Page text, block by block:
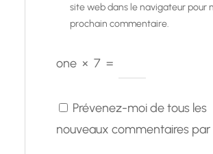
site web dans le navigateur pour
prochain commentaire.
one × 7 =
Prévenez-moi de tous les
nouveaux commentaires par